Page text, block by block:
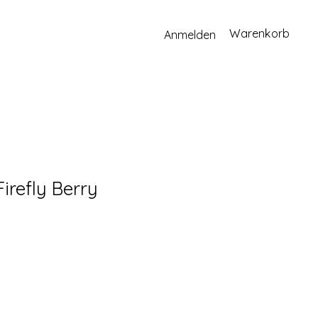
Warenkorb
Anmelden
Berry